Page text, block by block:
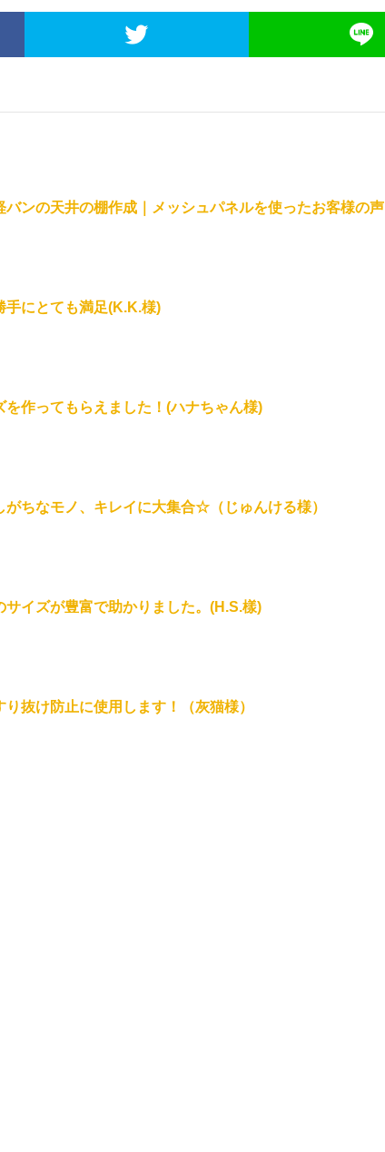
バンの天井の棚作成｜メッシュパネルを使ったお客様の声
手にとても満足(K.K.様)
を作ってもらえました！(ハナちゃん様)
がちなモノ、キレイに大集合☆（じゅんける様）
サイズが豊富で助かりました。(H.S.樣)
抜け防止に使用します！（灰猫様）